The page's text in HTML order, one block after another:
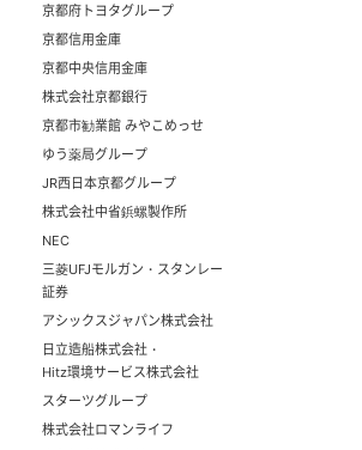
京都府トヨタグループ
京都信用金庫
京都中央信用金庫
株式会社京都銀行
京都市勧業館 みやこめっせ
ゆう薬局グループ
JR西日本京都グループ
株式会社中省鋲螺製作所
NEC
三菱UFJモルガン・スタンレー
証券
アシックスジャパン株式会社
日立造船株式会社・
Hitz環境サービス株式会社
スターツグループ
株式会社ロマンライフ